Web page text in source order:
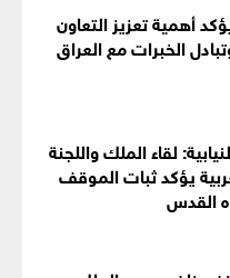
أهمية تعزيز التعاون
الخبرات مع العراق
لقاء الملك واللجنة
يؤكد ثبات الموقف
القدس